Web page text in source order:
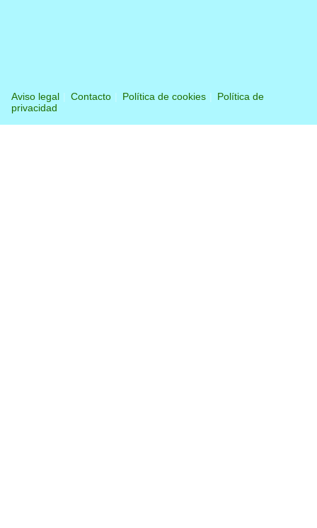
Aviso legal Contacto Política de cookies
Política de
privacidad